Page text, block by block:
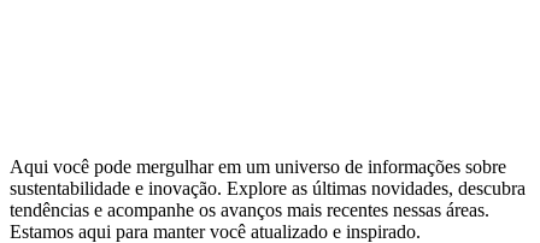
Aqui você pode mergulhar em um universo de informações sobre
sustentabilidade e inovação. Explore as últimas novidades, descubra
tendências e acompanhe os avanços mais recentes nessas áreas.
Estamos aqui para manter você atualizado e inspirado.